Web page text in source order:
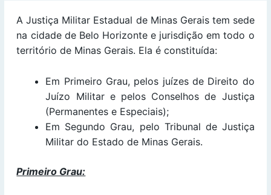
A Justiça Militar Estadual de Minas Gerais tem sede
na cidade de Belo Horizonte e jurisdição em todo o
território de Minas Gerais. Ela é constituída:
Em Primeiro Grau, pelos juízes de Direito do
Juízo Militar e pelos Conselhos de Justiça
(Permanentes e Especiais);
Em Segundo Grau, pelo Tribunal de Justiça
Militar do Estado de Minas Gerais.
Primeiro Grau: